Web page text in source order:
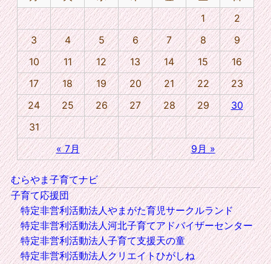
1
2
3
4 5 6 7 8
9
10
11 12 13 14 15
16
17
18 19 20 21 22
23
24
25 26 27 28 29
30
31
« 7月
9月 »
むらやま子育てナビ
子育て応援団
特定非営利活動法人やまがた育児サークルランド
特定非営利活動法人河北子育てアドバイザーセンター
特定非営利活動法人子育て支援天の童
特定非営利活動法人クリエイトひがしね